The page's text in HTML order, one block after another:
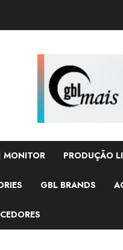
MONITOR PRODUÇÃO
GBL BRANDS